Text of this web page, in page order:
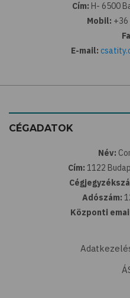
Cím: H- 6500
Mobil: +36
E-mail:
CÉGADATOK
Név:
Cím: 1122
Adószám:
Központi